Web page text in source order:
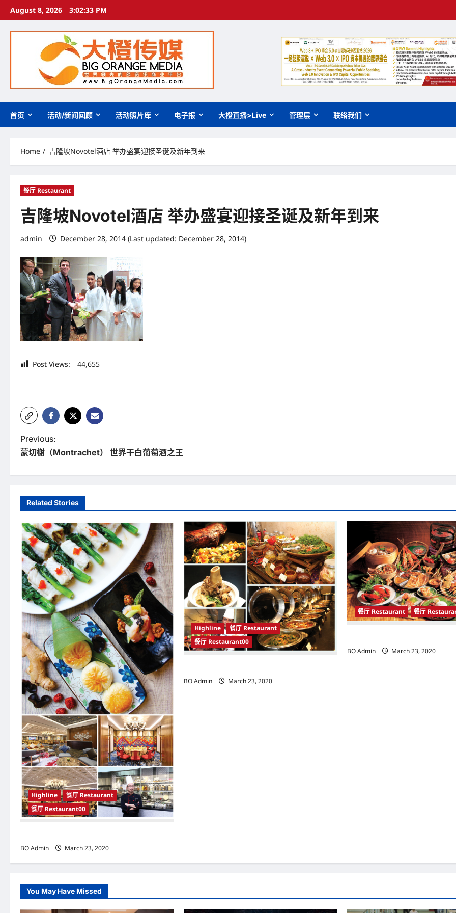
Skip
content
August 8, 2026 3:02:34 PM
首页 活动/新闻回顾 活动照片库 电子报 大橙直播>Live 管理层 联络我们
Home 吉隆坡Novotel酒店 举办盛宴迎接圣诞及新年到来
餐厅 Restaurant
吉隆坡Novotel酒店 举办盛宴迎接圣诞及新年到来
admin December 28, 2014 (Last updated: December 28, 2014)
Post Views: 44,655
P
o
s
t
n
a
v
i
g
a
t
i
o
n
Previous:
蒙切榭（Montrachet） 世界干白葡萄酒之王
Related Stories
Highline
餐厅 Restaurant
餐厅 Restaurant00
BO Admin
March 23, 2020
Highline
餐厅 Restaurant
餐厅 Restaurant00
BO Admin
March 23, 2020
餐厅 Restaurant 餐厅
BO Admin
March 23, 2020
You May Have Missed